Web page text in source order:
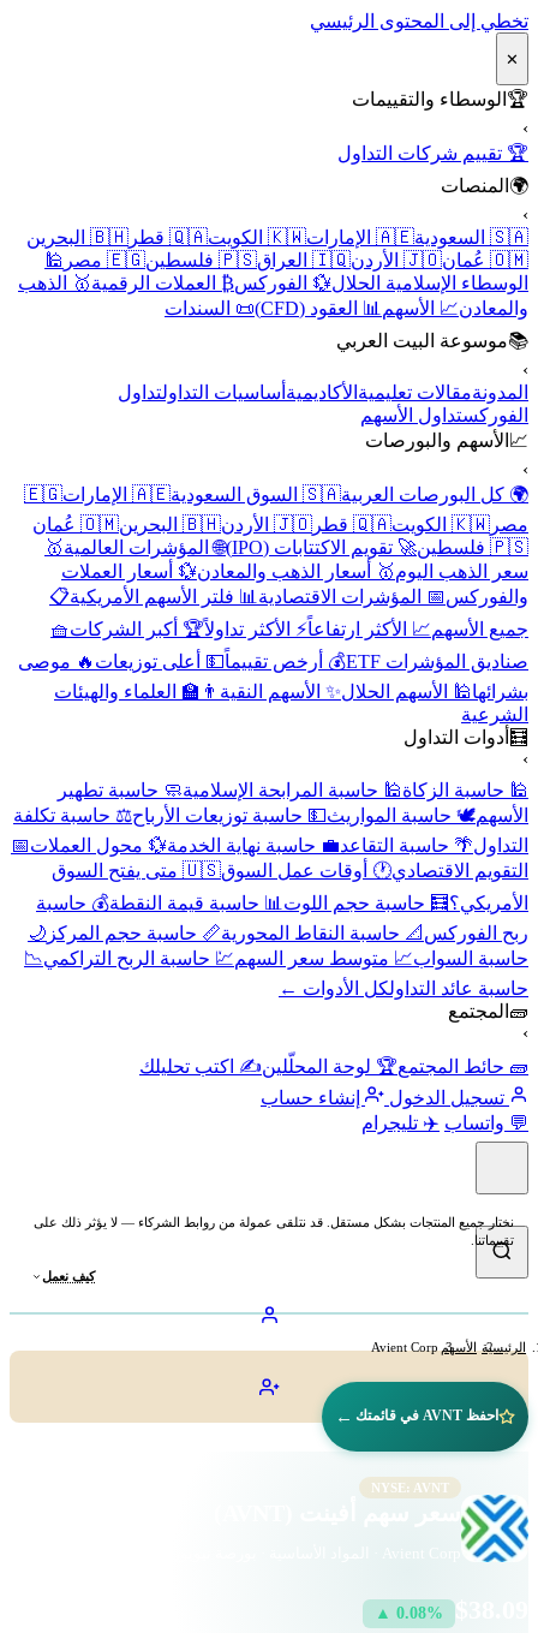
تخطي إلى المحتوى الرئيسي
✕
🏆الوسطاء والتقييمات
🏆 تقييم شركات التداول
🌍المنصات
🇸🇦 السعودية
🇦🇪 الإمارات 🇰🇼 الكويت 🇶🇦 قطر
🇧🇭 البحرين
🇴🇲 عُمان
🇯🇴 الأردن 🇮🇶 العراق 🇵🇸 فلسطين 🇪🇬 مصر
🕌
الوسطاء الإسلامية الحلال 💱 الفوركس ₿ العملات الرقمية🥇 الذهب
والمعادن📈 الأسهم📊 العقود (CFD)
📜 السندات
📚موسوعة البيت العربي
المدونةمقالات تعليميةالأكاديميةأساسيات التداولتداول
الفوركستداول الأسهم
📈الأسهم والبورصات
🌍 كل البورصات العربية🇸🇦 السوق السعودية 🇦🇪 الإمارات
🇪🇬
مصر 🇰🇼 الكويت 🇶🇦 قطر 🇯🇴 الأردن 🇧🇭 البحرين
🇴🇲 عُمان
🇵🇸 فلسطين
🚀 تقويم الاكتتابات (IPO) 🌐 المؤشرات العالمية🥇
سعر الذهب اليوم🥇 أسعار الذهب والمعادن💱 أسعار العملات
والفوركس 📅 المؤشرات الاقتصادية📊 فلتر الأسهم الأمريكية📋
جميع الأسهم📈 الأكثر ارتفاعاً⚡ الأكثر تداولاً🏆 أكبر الشركات🧺
صناديق المؤشرات ETF
💰 أرخص تقييماً💵 أعلى توزيعات🔥 موصى
بشرائها🕌 الأسهم الحلال ✨ الأسهم النقية👨‍🏫 العلماء والهيئات
الشرعية
🧮أدوات التداول
🕌 حاسبة الزكاة🕌 حاسبة المرابحة الإسلامية🧼 حاسبة تطهير
الأسهم🕊️ حاسبة المواريث💵 حاسبة توزيعات الأرباح⚖️ حاسبة تكلفة
التداول 🌴 حاسبة التقاعد💼 حاسبة نهاية الخدمة💱 محول العملات📅
التقويم الاقتصادي🕐 أوقات عمل السوق
🇺🇸 متى يفتح السوق
الأمريكي؟🧮 حاسبة حجم اللوت📊 حاسبة قيمة النقطة💰 حاسبة
ربح الفوركس 📐 حاسبة النقاط المحورية📏 حاسبة حجم المركز 🌙
حاسبة السواب📈 متوسط سعر السهم💹 حاسبة الربح التراكمي 📉
حاسبة عائد التداولكل الأدوات ←
🧱المجتمع
🧱 حائط المجتمع🏆 لوحة المحلّلين✍️ اكتب تحليلك
تسجيل الدخول
إنشاء حساب
💬 واتساب ✈️ تليجرام
نختار جميع المنتجات بشكل مستقل. قد نتلقى عمولة من روابط الشركاء — لا يؤثر ذلك على
تقييماتنا.
كيف نعمل
الرئيسية الأسهم Avient Corp
احفظ AVNT في قائمتك ←
NYSE: AVNT
سعر سهم أفينت (AVNT)
Avient Corp · المواد الأساسية · بورصة نيويورك
▲ 0.08%